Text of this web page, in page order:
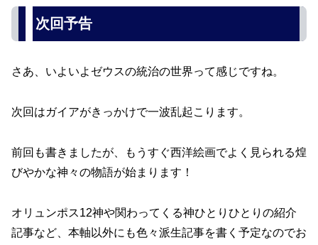
次回予告
さあ、いよいよゼウスの統治の世界って感じですね。
次回はガイアがきっかけで一波乱起こります。
前回も書きましたが、もうすぐ西洋絵画でよく見られる煌
びやかな神々の物語が始まります！
オリュンポス12神や関わってくる神ひとりひとりの紹介
記事など、本軸以外にも色々派生記事を書く予定なのでお